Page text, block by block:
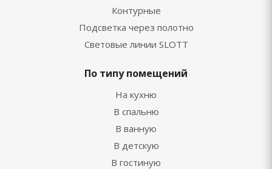
Контурные
Подсветка через полотно
Световые линии SLOTT
По типу помещений
На кухню
В спальню
В ванную
В детскую
В гостиную